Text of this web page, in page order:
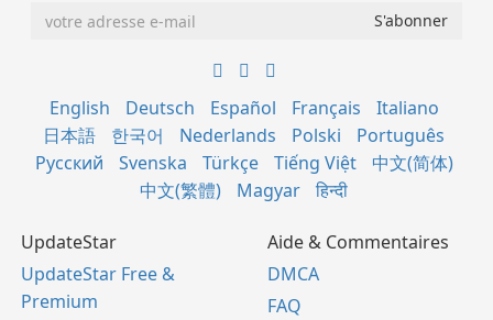
English Deutsch Español Français
Italiano
日本語
한국어 Nederlands Polski
Português
Русский
Svenska Türkçe Tiếng Việt
中文(简体)
中文(繁體)
Magyar हिन्दी
UpdateStar
UpdateStar Free &
Premium
Aide & Commentaires
DMCA
FAQ